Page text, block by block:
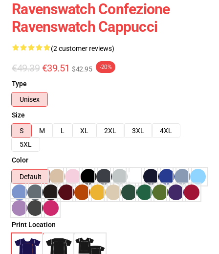
Ravenswatch Confezione
Ravenswatch Cappucci
(2 customer reviews)
€49.39 €39.51 $42.95 -20%
Type
Unisex
Size
S
M L XL 2XL 3XL
4XL
5XL
Color
Default
Print Location